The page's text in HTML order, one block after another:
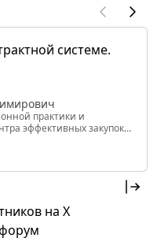
системе.
практики и
эффективных закупок
на X